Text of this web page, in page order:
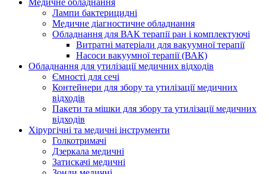
Медичне обладнання
Лампи бактерицидні
Медичне діагностичне обладнання
Обладнання для ВАК терапії ран і комплектуючі
Витратні матеріали для вакуумної терапії
Насоси вакуумної терапії (ВАК)
Обладнання для утилізації медичних відходів
Ємності для сечі
Контейнери для збору та утилізації медичних
відходів
Пакети та мішки для збору та утилізації медичних
відходів
Хірургічні та медичні інструменти
Голкотримачі
Дзеркала медичні
Затискачі медичні